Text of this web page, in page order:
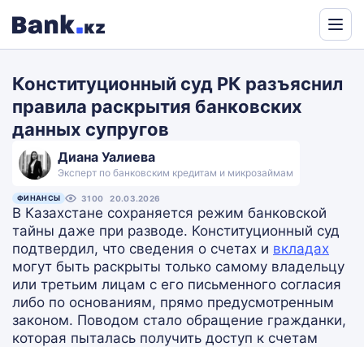
Translate
Конституционный суд РК разъяснил
правила раскрытия банковских
данных супругов
Диана Уалиева
Эксперт по банковским кредитам и микрозаймам
ФИНАНСЫ 3100 20.03.2026
В Казахстане сохраняется режим банковской
тайны даже при разводе. Конституционный суд
подтвердил, что сведения о счетах и вкладах
могут быть раскрыты только самому владельцу
или третьим лицам с его письменного согласия
либо по основаниям, прямо предусмотренным
законом. Поводом стало обращение гражданки,
которая пыталась получить доступ к счетам